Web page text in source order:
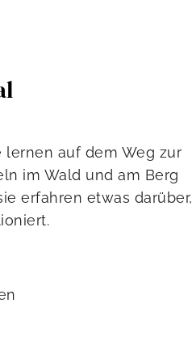
lernen auf dem Weg zur
im Wald und am Berg
erfahren etwas darüber,